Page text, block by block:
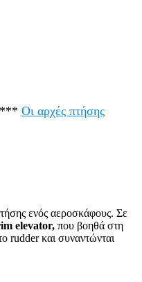
*** Οι αρχές πτήσης
ενός αεροσκάφους. Σε
elevator, που βοηθά στη
rudder και συναντώνται